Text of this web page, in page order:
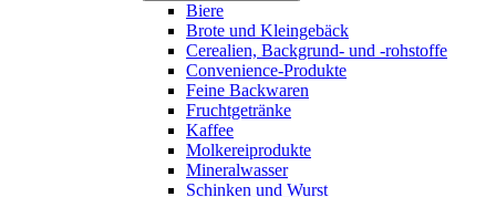
Biere
Brote und Kleingebäck
Cerealien, Backgrund- und -rohstoffe
Convenience-Produkte
Feine Backwaren
Fruchtgetränke
Kaffee
Molkereiprodukte
Mineralwasser
Schinken und Wurst